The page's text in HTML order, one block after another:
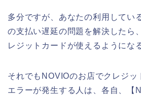
多分ですが、あなたの利用してい
の支払い遅延の問題を解決したら
レジットカードが使えるようにな
それでもNOVIOのお店でクレジッ
エラーが発生する人は、各自、【